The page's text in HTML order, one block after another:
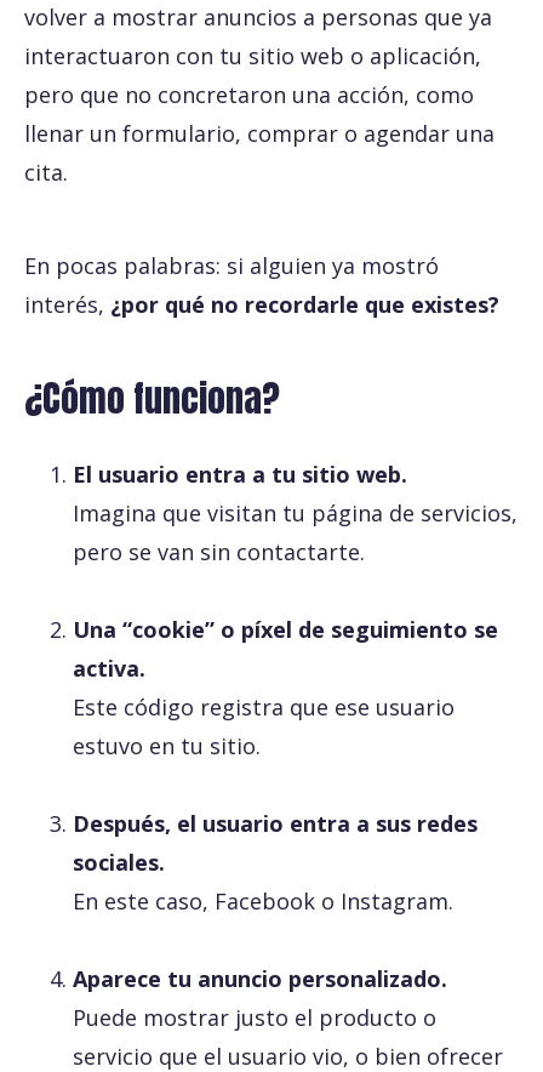
volver a mostrar anuncios a personas que ya
interactuaron con tu sitio web o aplicación,
pero que no concretaron una acción, como
llenar un formulario, comprar o agendar una
cita.
En pocas palabras: si alguien ya mostró
interés, ¿por qué no recordarle que existes?
¿Cómo funciona?
El usuario entra a tu sitio web.
Imagina que visitan tu página de servicios,
pero se van sin contactarte.
Una “cookie” o píxel de seguimiento se
activa.
Este código registra que ese usuario
estuvo en tu sitio.
Después, el usuario entra a sus redes
sociales.
En este caso, Facebook o Instagram.
Aparece tu anuncio personalizado.
Puede mostrar justo el producto o
servicio que el usuario vio, o bien ofrecer